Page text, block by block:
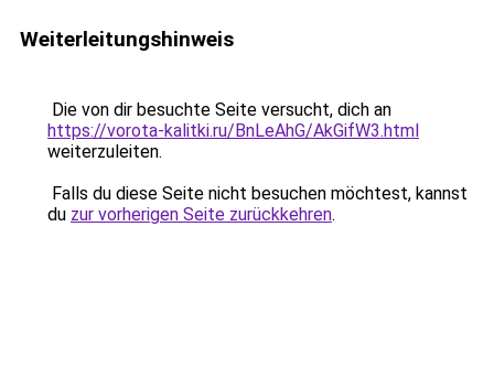
Weiterleitungshinweis
Die von dir besuchte Seite versucht, dich an
https://vorota-kalitki.ru/BnLeAhG/AkGifW3.html
weiterzuleiten.
Falls du diese Seite nicht besuchen möchtest, kannst
du zur vorherigen Seite zurückkehren.